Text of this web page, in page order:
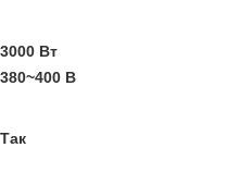
3000 Вт
380~400 В
Так